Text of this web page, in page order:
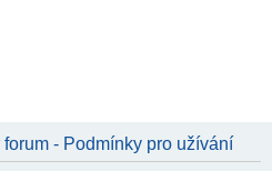
- Podmínky pro užívání